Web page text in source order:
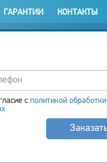
ГАРАНТИИ КОНТАКТЫ
с политикой